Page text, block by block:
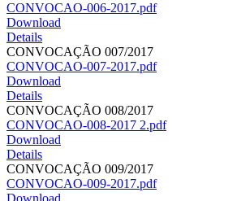
CONVOCAO-006-2017.pdf
Download
Details
CONVOCAÇÃO 007/2017
CONVOCAO-007-2017.pdf
Download
Details
CONVOCAÇÃO 008/2017
CONVOCAO-008-2017 2.pdf
Download
Details
CONVOCAÇÃO 009/2017
CONVOCAO-009-2017.pdf
Download